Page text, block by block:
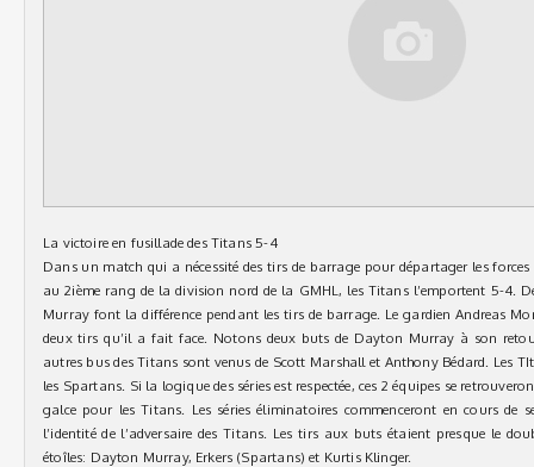
La victoire en fusillade des Titans 5-4
Dans un match qui a nécessité des tirs de barrage pour départager les
au 2ième rang de la division nord de la GMHL, les Titans l’emportent 5-4.
Murray font la différence pendant les tirs de barrage. Le gardien Andreas
deux tirs qu’il a fait face. Notons deux buts de Dayton Murray à son
autres bus des Titans sont venus de Scott Marshall et Anthony Bédard. Les
les Spartans. Si la logique des séries est respectée, ces 2 équipes se
galce pour les Titans. Les séries éliminatoires commenceront en cours de
l’identité de l’adversaire des Titans. Les tirs aux buts étaient presque le
étoîles: Dayton Murray, Erkers (Spartans) et Kurtis Klinger.